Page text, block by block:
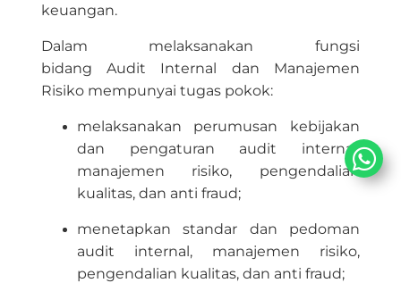
keuangan.
Dalam melaksanakan fungsi
bidang Audit Internal dan Manajemen
Risiko mempunyai tugas pokok:​
melaksanakan perumusan kebijakan
dan pengaturan audit internal,
manajemen risiko, pengendalian
kualitas, dan anti fraud;
menetapkan standar dan pedoman
audit internal, manajemen risiko,
pengendalian kualitas, dan anti fraud;